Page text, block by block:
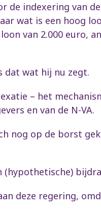
indexering van de
wat is een hoog
van 2.000 euro,
dat wat hij nu zegt.
– het
en van de N-VA.
nog op de borst
deze regering,